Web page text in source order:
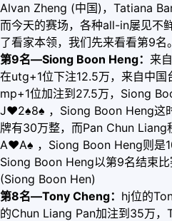
Alvan Zheng (中国)，Tatiana
而今天的赛场，各种all-in屡见不
了看家本领，我们先来看看第9名。
第9名—Siong Boon Heng： 来
在utg+1位下注12.5万，来自中
mp+1位加注到27.5万，Siong
J♥2♠8♠ ，Siong Boon Heng这
牌有30万整，而Pan Chun
A♥A♠ ，Siong Boon Heng则是
Siong Boon Heng以第9名结束比
(Siong Boon Hen)
第8名—Tony Cheng： hj位的
的Chun Liang Pan加注到35万